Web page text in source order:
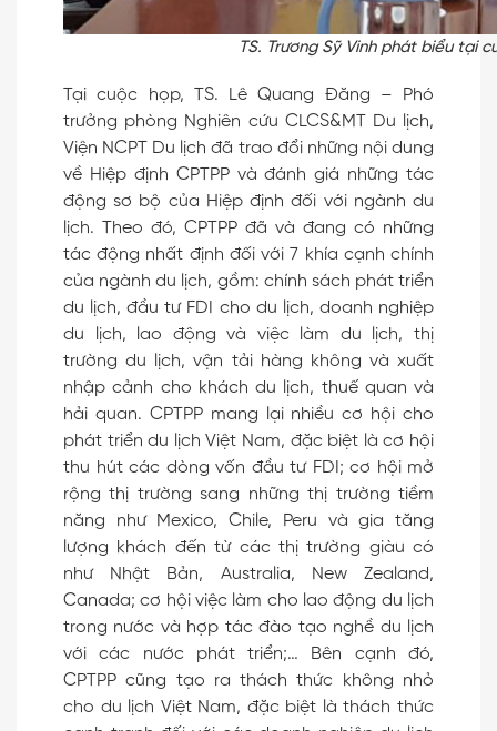
TS. Trương Sỹ Vinh phát biểu tại
Tại cuộc họp, TS. Lê Quang Đăng – Phó
trưởng phòng Nghiên cứu CLCS&MT Du lịch,
Viện NCPT Du lịch đã trao đổi những nội dung
về Hiệp định CPTPP và đánh giá những tác
động sơ bộ của Hiệp định đối với ngành du
lịch. Theo đó, CPTPP đã và đang có những
tác động nhất định đối với 7 khía cạnh chính
của ngành du lịch, gồm: chính sách phát triển
du lịch, đầu tư FDI cho du lịch, doanh nghiệp
du lịch, lao động và việc làm du lịch, thị
trường du lịch, vận tải hàng không và xuất
nhập cảnh cho khách du lịch, thuế quan và
hải quan. CPTPP mang lại nhiều cơ hội cho
phát triển du lịch Việt Nam, đặc biệt là cơ hội
thu hút các dòng vốn đầu tư FDI; cơ hội mở
rộng thị trường sang những thị trường tiềm
năng như Mexico, Chile, Peru và gia tăng
lượng khách đến từ các thị trường giàu có
như Nhật Bản, Australia, New Zealand,
Canada; cơ hội việc làm cho lao động du lịch
trong nước và hợp tác đào tạo nghề du lịch
với các nước phát triển;… Bên cạnh đó,
CPTPP cũng tạo ra thách thức không nhỏ
cho du lịch Việt Nam, đặc biệt là thách thức